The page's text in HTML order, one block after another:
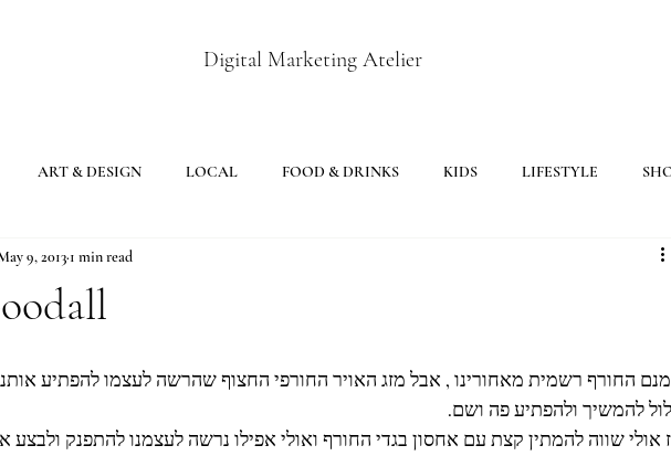
Digital Marketing Atelier
ART & DESIGN LOCAL FOOD & DRINKS KIDS LIFESTYLE
9, 2013 1 min read
החורף רשמית מאחורינו , אבל מזג האויר החורפי החצוף שהרשה לעצמו להפתיע
להמשיך ולהפתיע פה ושם.
אולי שווה להמתין קצת עם אחסון בגדי החורף ואולי אפילו נרשה לעצמנו להתפנק ולבצע